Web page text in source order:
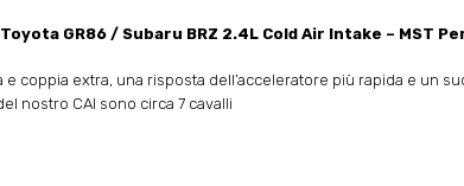
GR86 / Subaru BRZ 2.4L Cold Air Intake – MST
e coppia extra, una risposta dell’acceleratore più rapida e un
nostro CAI sono circa 7 cavalli